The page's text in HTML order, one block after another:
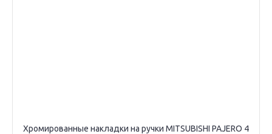
Хромированные накладки на ручки MITSUBISHI PAJERO 4